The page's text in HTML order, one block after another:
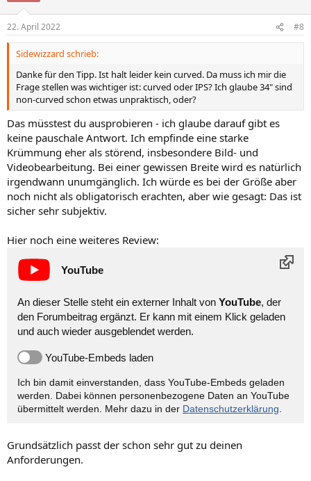
22. April 2022 #8
Sidewizzard schrieb:
Danke für den Tipp. Ist halt leider kein curved. Da muss ich mir die
Frage stellen was wichtiger ist: curved oder IPS? Ich glaube 34" sind
non-curved schon etwas unpraktisch, oder?
Das müsstest du ausprobieren - ich glaube darauf gibt es
keine pauschale Antwort. Ich empfinde eine starke
Krümmung eher als störend, insbesondere Bild- und
Videobearbeitung. Bei einer gewissen Breite wird es natürlich
irgendwann unumgänglich. Ich würde es bei der Größe aber
noch nicht als obligatorisch erachten, aber wie gesagt: Das ist
sicher sehr subjektiv.
Hier noch eine weiteres Review:
YouTube
An dieser Stelle steht ein externer Inhalt von YouTube, der
den Forumbeitrag ergänzt. Er kann mit einem Klick geladen
und auch wieder ausgeblendet werden.
YouTube-Embeds laden
Ich bin damit einverstanden, dass YouTube-Embeds geladen
werden. Dabei können personen­bezogene Daten an YouTube
übermittelt werden. Mehr dazu in der Datenschutzerklärung
Grundsätzlich passt der schon sehr gut zu deinen
Anforderungen.